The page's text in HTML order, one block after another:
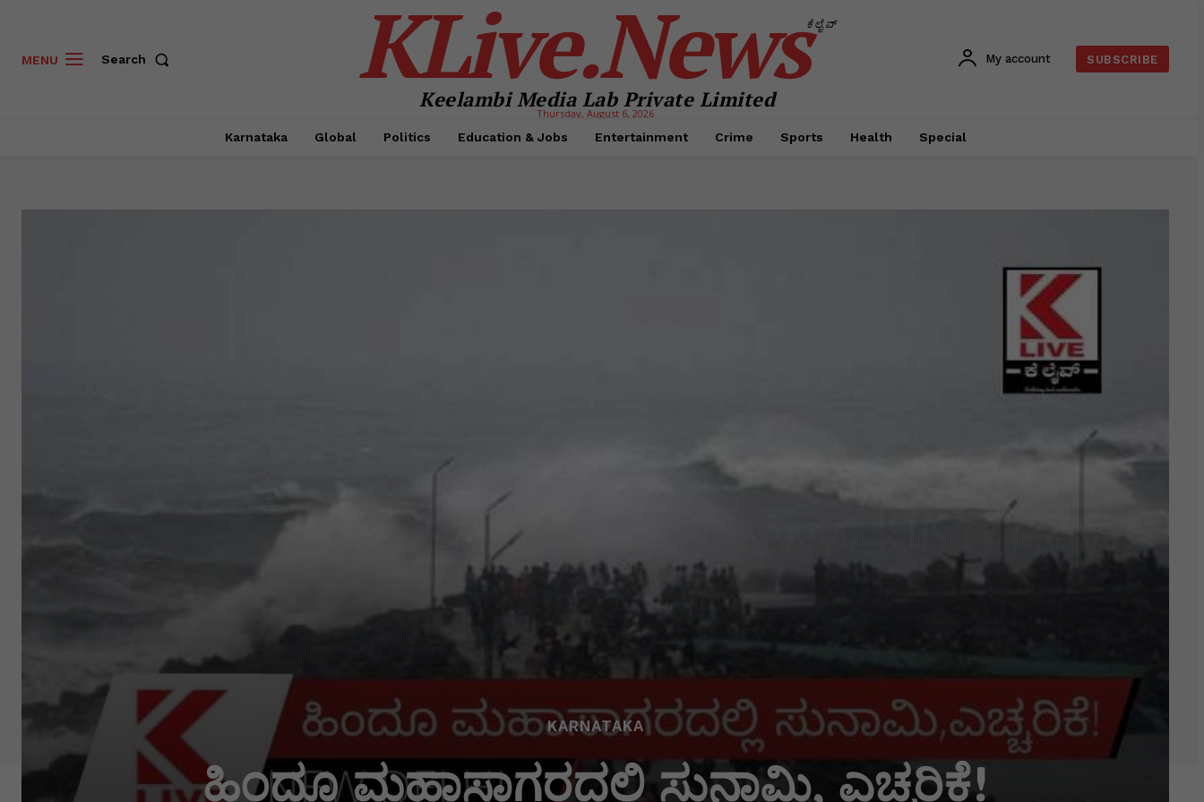
MENU Search KLive.Newsಕೆಲೈವ್
Keelambi Media Lab Private Limited
Thursday, August 6, 2026
My account SUBSCRIBE
Karnataka Global Politics Education & Jobs Entertainment Crime Sports Health Special
KARNATAKA
ಹಿಂದೂ ಮಹಾಸಾಗರದಲ್ಲಿ ಸುನಾಮಿ, ಎಚ್ಚರಿಕೆ!